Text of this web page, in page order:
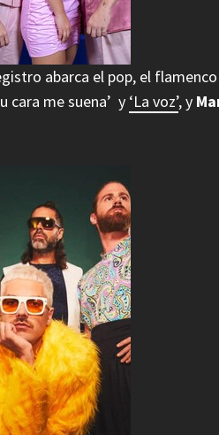
abarca el pop, el
cara me suena’ y ‘La voz’, y